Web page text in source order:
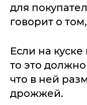
для
говорит о
Если на
то это
что в ней
дрожжей.